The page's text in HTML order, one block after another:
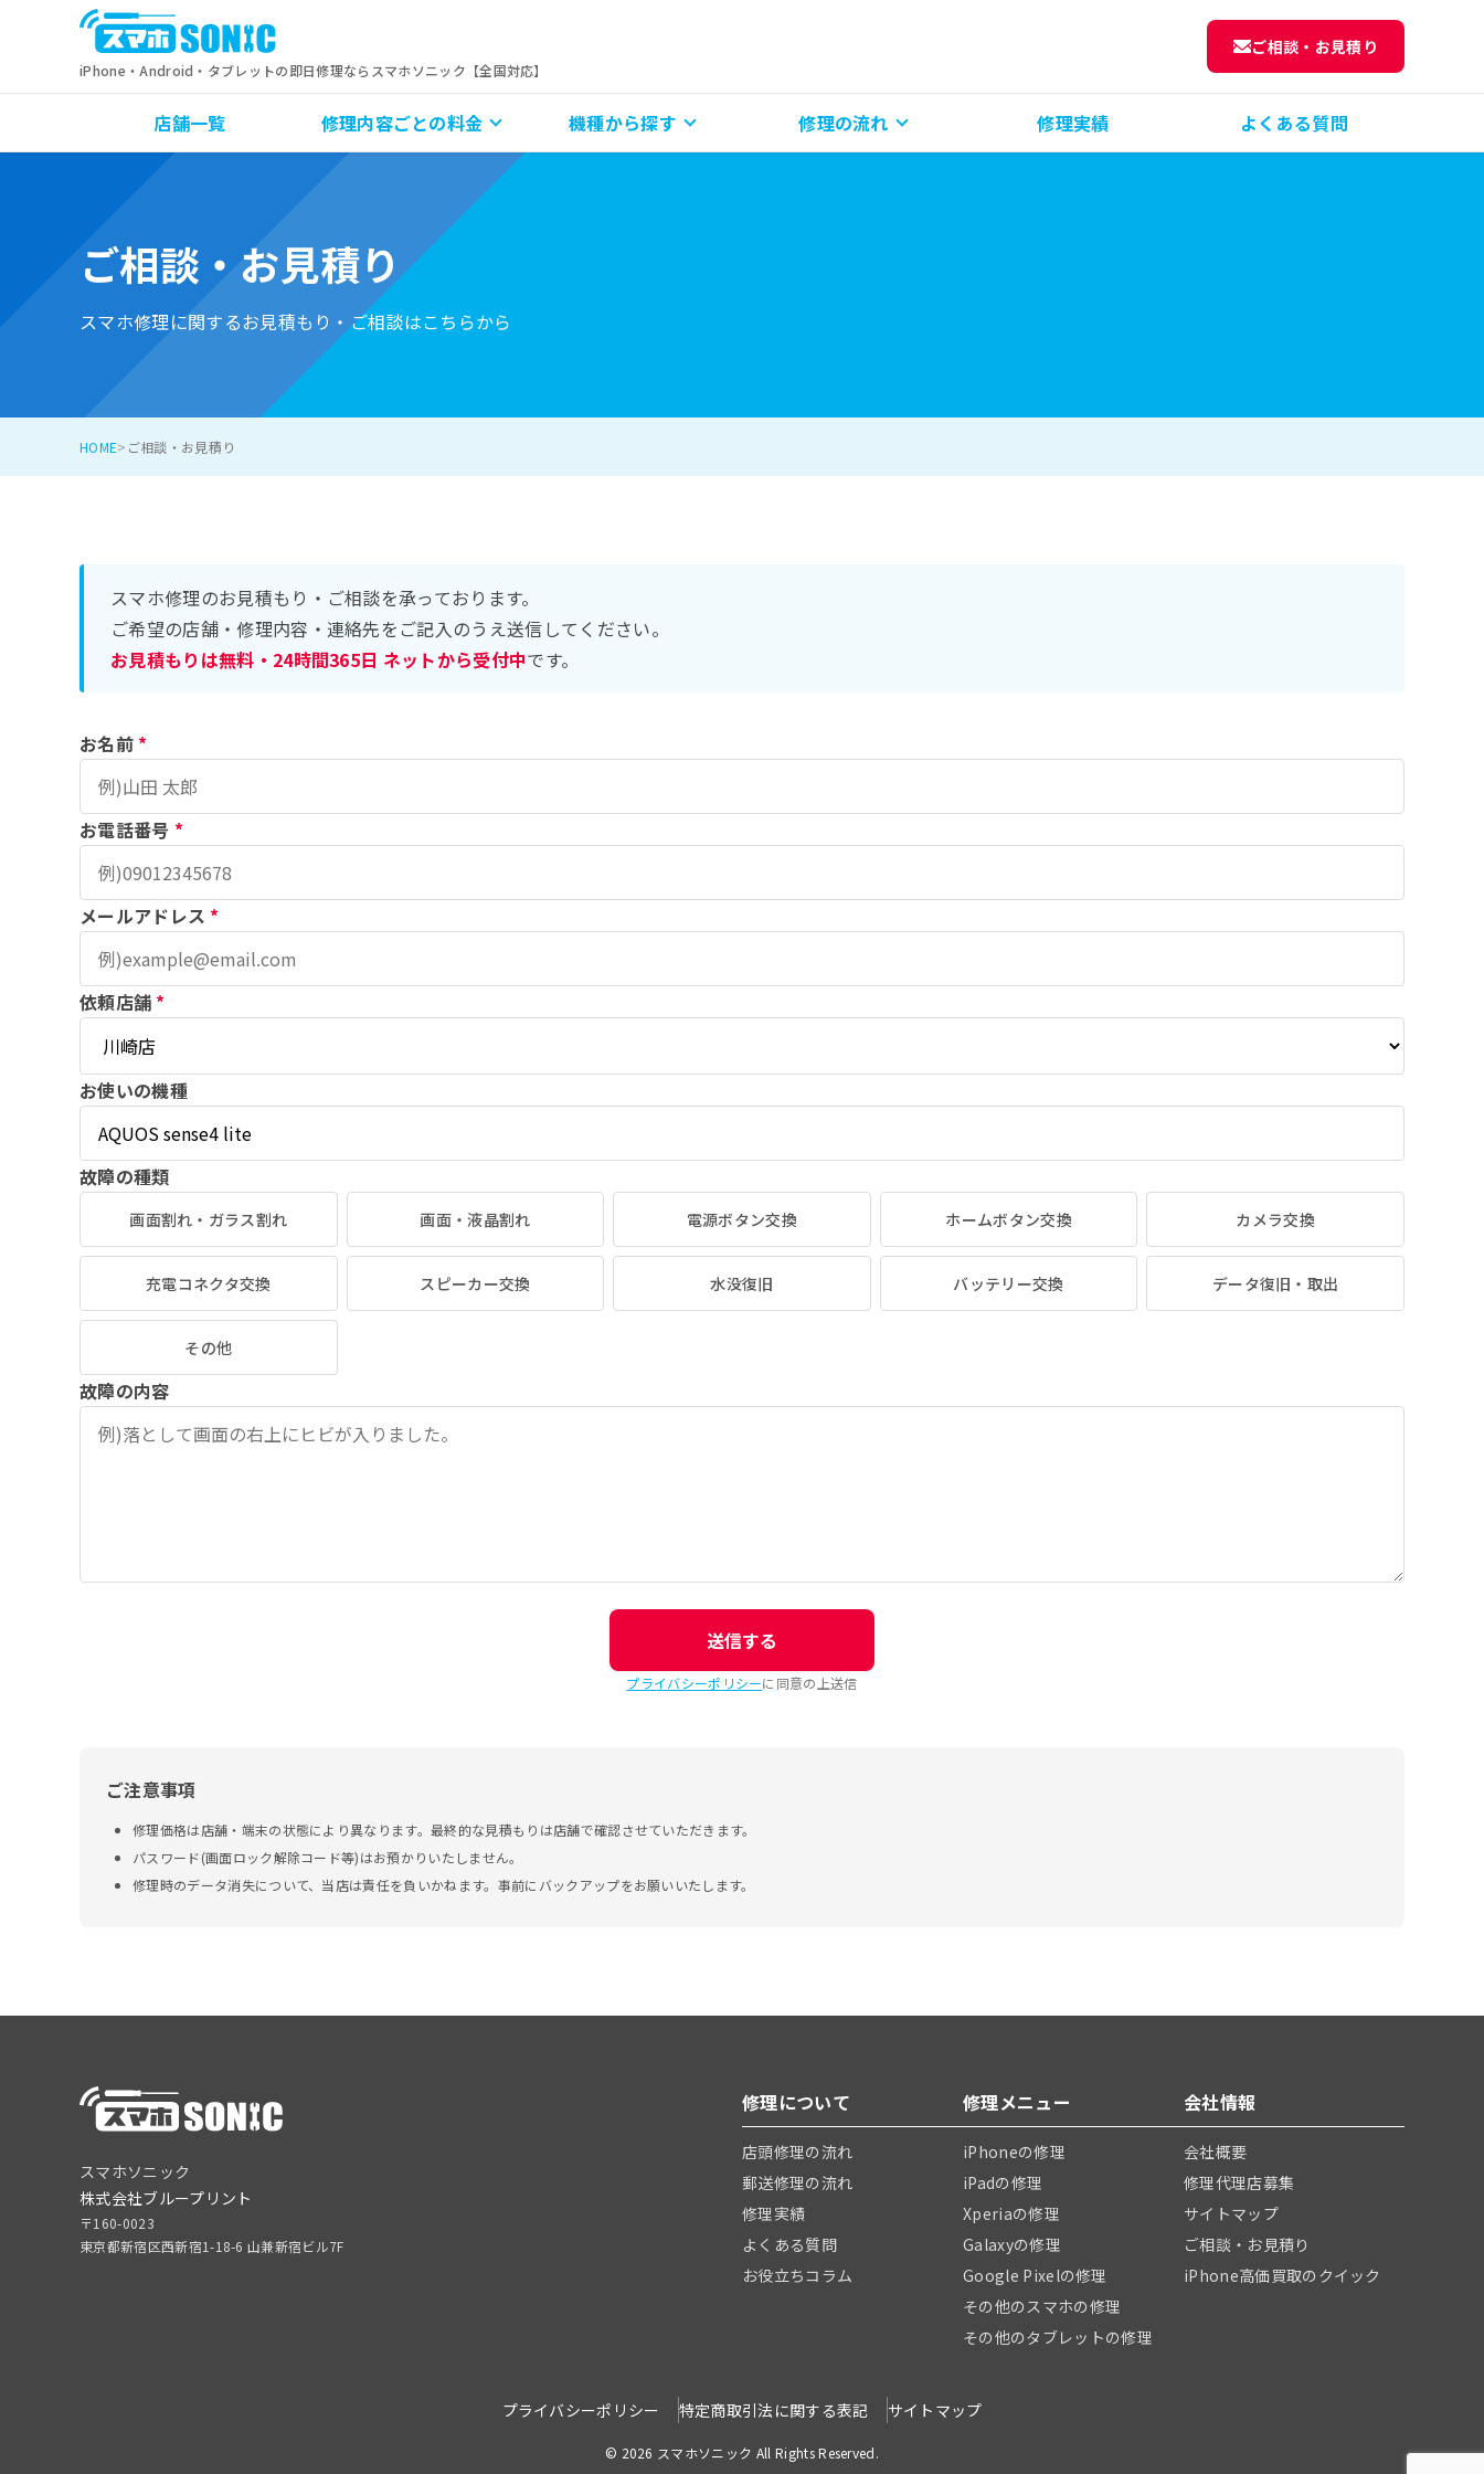
iPhone・Android・タブレットの即日修理ならスマホソニック【全国対応】
ご相談・お見積り
店舗一覧 修理内容ごとの料金 機種から探す 修理の流れ 修理実績 よくある質問
ご相談・お見積り
スマホ修理に関するお見積もり・ご相談はこちらから
HOME ご相談・お見積り
スマホ修理のお見積もり・ご相談を承っております。
ご希望の店舗・修理内容・連絡先をご記入のうえ送信してください。
お見積もりは無料・24時間365日 ネットから受付中です。
お名前 *
お電話番号 *
メールアドレス *
依頼店舗 *
お使いの機種
故障の種類
画面割れ・ガラス割れ 画面・液晶割れ 電源ボタン交換 ホームボタン交換 カメラ交換
充電コネクタ交換 スピーカー交換 水没復旧 バッテリー交換 データ復旧・取出
その他
故障の内容
送信する
プライバシーポリシーに同意の上送信
ご注意事項
修理価格は店舗・端末の状態により異なります。最終的な見積もりは店舗で確認させていただきます。
パスワード(画面ロック解除コード等)はお預かりいたしません。
修理時のデータ消失について、当店は責任を負いかねます。事前にバックアップをお願いいたします。
スマホソニック
株式会社ブループリント
〒160-0023
東京都新宿区西新宿1-18-6 山兼新宿ビル7F
修理について
店頭修理の流れ
郵送修理の流れ
修理実績
よくある質問
お役立ちコラム
修理メニュー
iPhoneの修理
iPadの修理
Xperiaの修理
Galaxyの修理
Google Pixelの修理
その他のスマホの修理
その他のタブレットの修理
会社情報
会社概要
修理代理店募集
サイトマップ
ご相談・お見積り
iPhone高価買取のクイック
プライバシーポリシー 特定商取引法に関する表記 サイトマップ
© 2026 スマホソニック All Rights Reserved.